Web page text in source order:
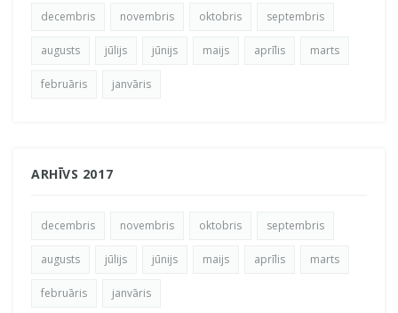
decembris novembris oktobris septembris
augusts jūlijs jūnijs maijs aprīlis marts
februāris janvāris
ARHĪVS 2017
decembris novembris oktobris septembris
augusts jūlijs jūnijs maijs aprīlis marts
februāris janvāris